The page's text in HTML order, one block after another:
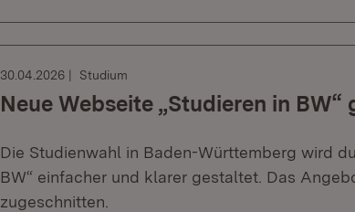
30.04.2026 Studium
Neue Webseite „Studieren in BW“
Die Studienwahl in Baden-Württemberg wird
BW“ einfacher und klarer gestaltet. Das
zugeschnitten.